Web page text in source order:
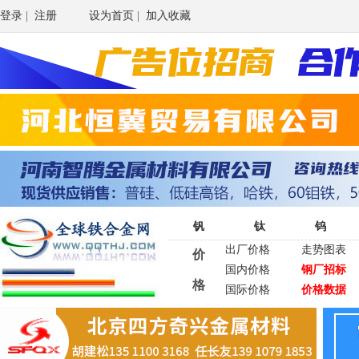
登录 注册 设为首页 加入收藏
钒 钛 钨
价
格
出厂价格
走势图表
国内价格
钢厂招标
国际价格
价格数据